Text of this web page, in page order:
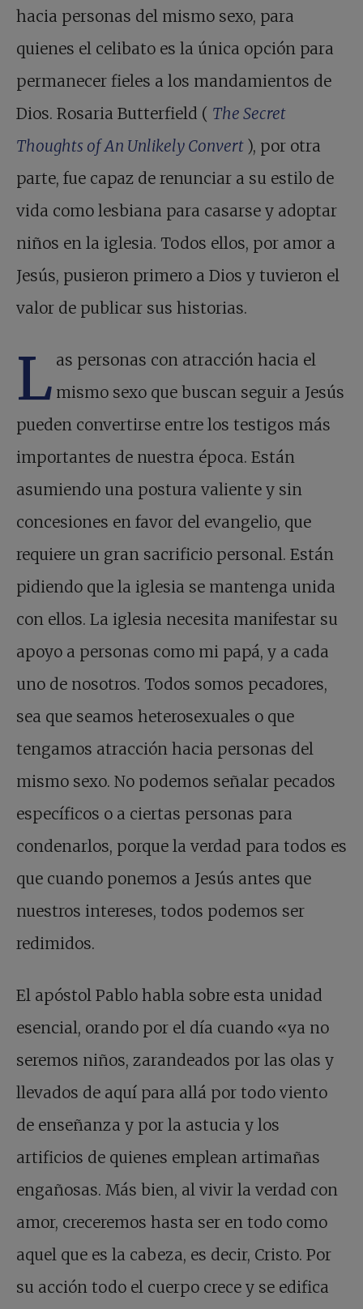
hacia personas del mismo sexo, para
quienes el celibato es la única opción para
permanecer fieles a los mandamientos de
Dios. Rosaria Butterfield ( The Secret
Thoughts of An Unlikely Convert ), por otra
parte, fue capaz de renunciar a su estilo de
vida como lesbiana para casarse y adoptar
niños en la iglesia. Todos ellos, por amor a
Jesús, pusieron primero a Dios y tuvieron el
valor de publicar sus historias.
L as personas con atracción hacia el
mismo sexo que buscan seguir a Jesús
pueden convertirse entre los testigos más
importantes de nuestra época. Están
asumiendo una postura valiente y sin
concesiones en favor del evangelio, que
requiere un gran sacrificio personal. Están
pidiendo que la iglesia se mantenga unida
con ellos. La iglesia necesita manifestar su
apoyo a personas como mi papá, y a cada
uno de nosotros. Todos somos pecadores,
sea que seamos heterosexuales o que
tengamos atracción hacia personas del
mismo sexo. No podemos señalar pecados
específicos o a ciertas personas para
condenarlos, porque la verdad para todos es
que cuando ponemos a Jesús antes que
nuestros intereses, todos podemos ser
redimidos.
El apóstol Pablo habla sobre esta unidad
esencial, orando por el día cuando «ya no
seremos niños, zarandeados por las olas y
llevados de aquí para allá por todo viento
de enseñanza y por la astucia y los
artificios de quienes emplean artimañas
engañosas. Más bien, al vivir la verdad con
amor, creceremos hasta ser en todo como
aquel que es la cabeza, es decir, Cristo. Por
su acción todo el cuerpo crece y se edifica